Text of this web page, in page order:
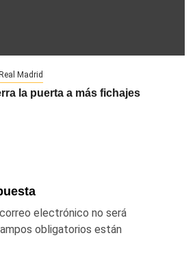
Madrid
la puerta a más fichajes
electrónico no será
obligatorios están